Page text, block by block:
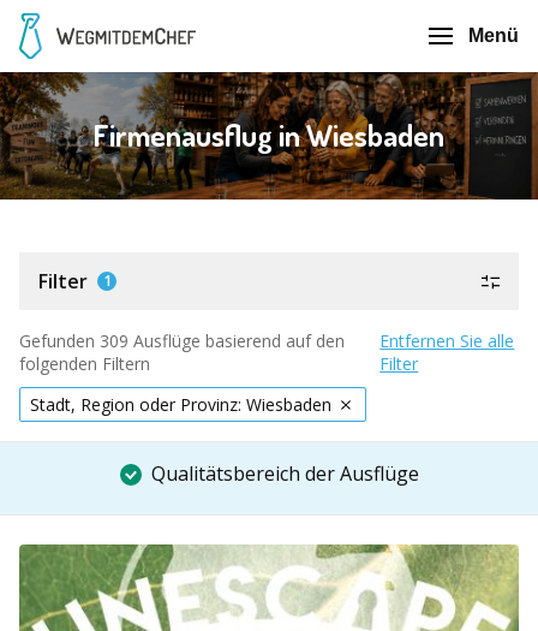
Menü
Firmenausflug in Wiesbaden
Filter 1
Gefunden 309 Ausflüge basierend auf den
folgenden Filtern
Entfernen Sie alle
Filter
Stadt, Region oder Provinz: Wiesbaden
Qualitätsbereich der Ausflüge